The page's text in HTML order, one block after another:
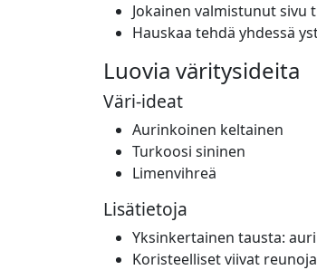
Jokainen valmistunut sivu
Hauskaa tehdä yhdessä
Luovia väritysideita
Väri-ideat
Aurinkoinen keltainen
Turkoosi sininen
Limenvihreä
Lisätietoja
Yksinkertainen tausta:
Koristeelliset viivat